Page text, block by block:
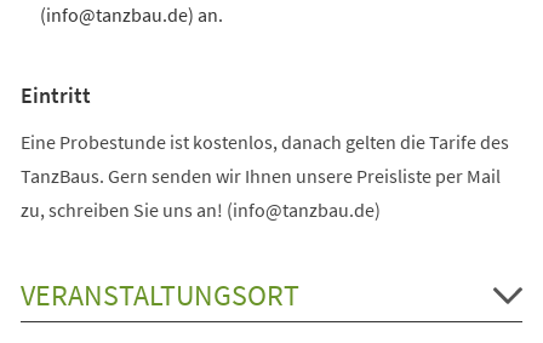
(info@tanzbau.de) an.
Eintritt
Eine Probestunde ist kostenlos, danach gelten die Tarife des
TanzBaus. Gern senden wir Ihnen unsere Preisliste per Mail
zu, schreiben Sie uns an! (info@tanzbau.de)
VERANSTALTUNGSORT